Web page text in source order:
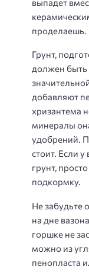
выпадет
проделаешь.
Грунт,
должен быть
добавляют
хризантема
минералы
удобрений.
стоит. Если у
грунт,
подкормку.
Не забудьте
на дне
горшке не
можно из
пенопласта